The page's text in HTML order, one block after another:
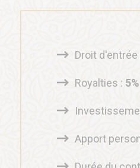
Droit d'entrée
Royalties :
Apport